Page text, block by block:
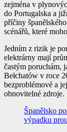
zejména v
do Portugalska a
příčiny
scénářů, které
Jedním z rizik je
elektrárny mají
častým poruchám,
Bełchatów v roce
bezproblémové a
obnovitelné zdroje.
Španělsko
výpadku